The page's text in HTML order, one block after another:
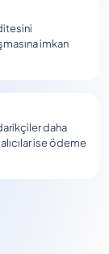
imkan
daha
ise ödeme